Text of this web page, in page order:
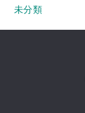
未分類